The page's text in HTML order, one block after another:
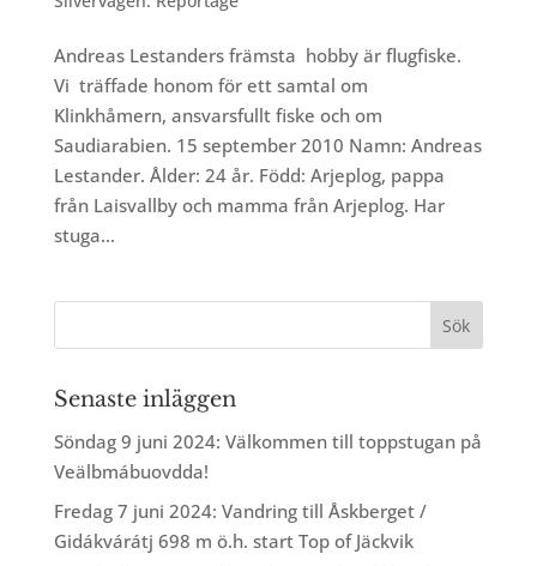
Andreas Lestanders främsta hobby är flugfiske.
Vi träffade honom för ett samtal om
Klinkhåmern, ansvarsfullt fiske och om
Saudiarabien. 15 september 2010 Namn: Andreas
Lestander. Ålder: 24 år. Född: Arjeplog, pappa
från Laisvallby och mamma från Arjeplog. Har
stuga...
Senaste inläggen
Söndag 9 juni 2024: Välkommen till toppstugan på
Veälbmábuovdda!
Fredag 7 juni 2024: Vandring till Åskberget /
Gidákvárátj 698 m ö.h. start Top of Jäckvik